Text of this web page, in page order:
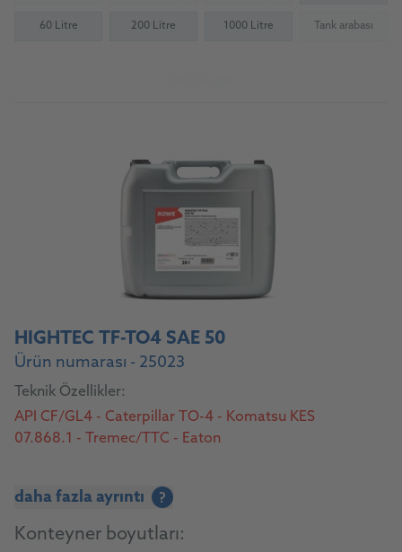
60 Litre 200 Litre 1000 Litre Tank arabası
(Not
HIGHTEC TF-TO4 SAE 50
Ürün numarası - 25023
Teknik Özellikler:
API CF/GL4 - Caterpillar TO-4 - Komatsu KES
07.868.1 - Tremec/TTC - Eaton
daha fazla ayrıntı ?
Konteyner boyutları: